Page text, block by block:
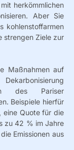
herkömmlichen
Aber Sie
kohlenstoffarmen
strengen Ziele zur
Maßnahmen auf
des Pariser
Beispiele hierfür
eine Quote für die
zu 42 % im Jahre
Emissionen aus